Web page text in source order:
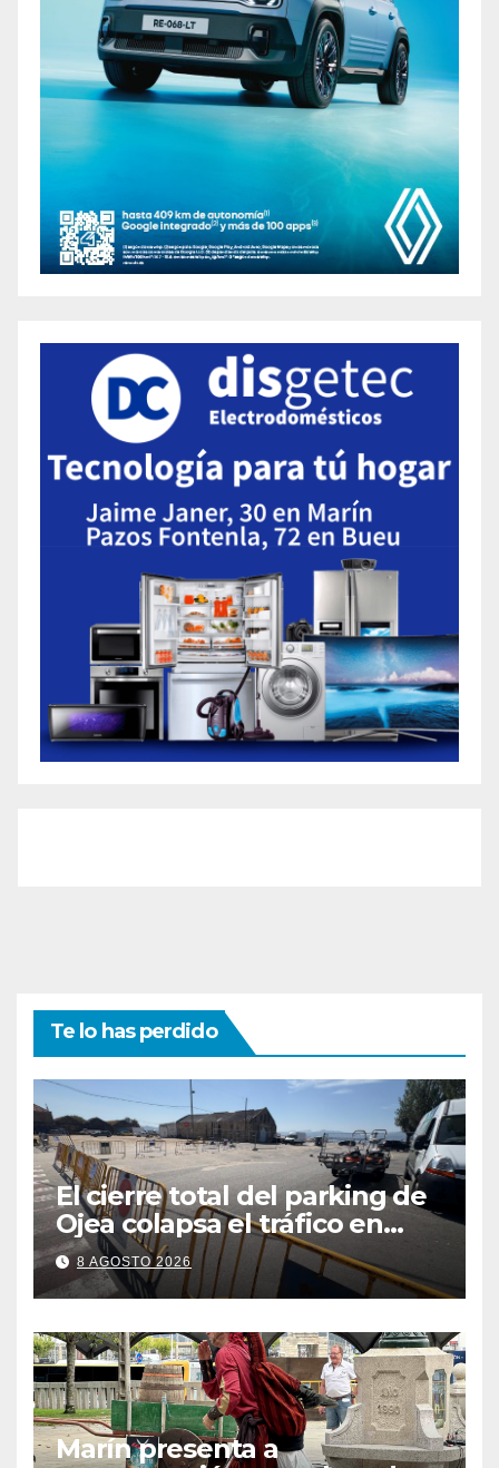
Te lo has perdido
El cierre total del parking de
Ojea colapsa el tráfico en
Cangas
8 AGOSTO 2026
Marín presenta a